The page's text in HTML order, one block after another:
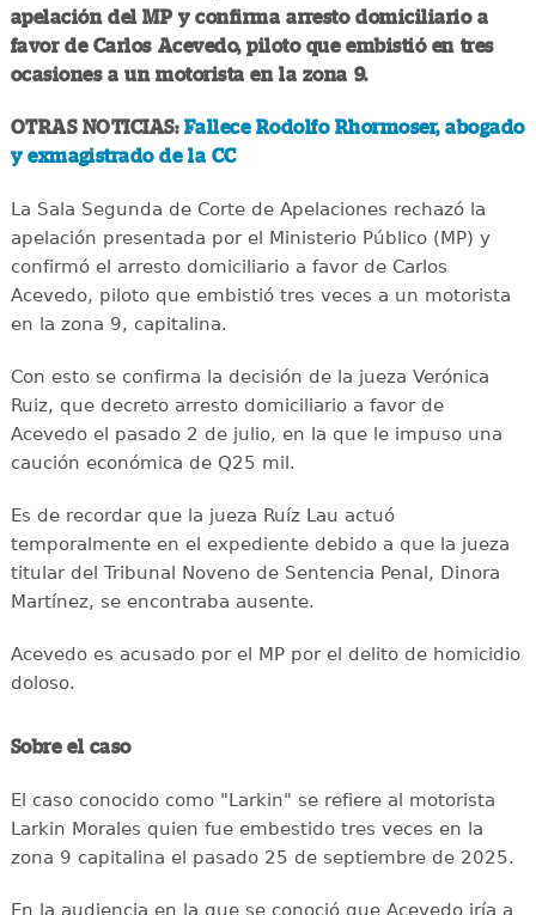
apelación del MP y confirma arresto domiciliario a
favor de Carlos Acevedo, piloto que embistió en tres
ocasiones a un motorista en la zona 9.
OTRAS NOTICIAS: Fallece Rodolfo Rhormoser, abogado
y exmagistrado de la CC
La Sala Segunda de Corte de Apelaciones rechazó la
apelación presentada por el Ministerio Público (MP) y
confirmó el arresto domiciliario a favor de Carlos
Acevedo, piloto que embistió tres veces a un motorista
en la zona 9, capitalina.
Con esto se confirma la decisión de la jueza Verónica
Ruiz, que decreto arresto domiciliario a favor de
Acevedo el pasado 2 de julio, en la que le impuso una
caución económica de Q25 mil.
Es de recordar que la jueza Ruíz Lau actuó
temporalmente en el expediente debido a que la jueza
titular del Tribunal Noveno de Sentencia Penal, Dinora
Martínez, se encontraba ausente.
Acevedo es acusado por el MP por el delito de homicidio
doloso.
Sobre el caso
El caso conocido como "Larkin" se refiere al motorista
Larkin Morales quien fue embestido tres veces en la
zona 9 capitalina el pasado 25 de septiembre de 2025.
En la audiencia en la que se conoció que Acevedo iría a